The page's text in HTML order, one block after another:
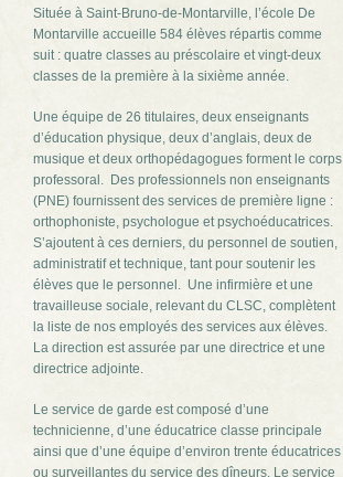
Située à Saint-Bruno-de-Montarville, l’école De
Montarville accueille 584 élèves répartis comme
suit : quatre classes au préscolaire et vingt-deux
classes de la première à la sixième année.
Une équipe de 26 titulaires, deux enseignants
d’éducation physique, deux d’anglais, deux de
musique et deux orthopédagogues forment le corps
professoral. Des professionnels non enseignants
(PNE) fournissent des services de première ligne :
orthophoniste, psychologue et psychoéducatrices.
S’ajoutent à ces derniers, du personnel de soutien,
administratif et technique, tant pour soutenir les
élèves que le personnel. Une infirmière et une
travailleuse sociale, relevant du CLSC, complètent
la liste de nos employés des services aux élèves.
La direction est assurée par une directrice et une
directrice adjointe.
Le service de garde est composé d’une
technicienne, d’une éducatrice classe principale
ainsi que d’une équipe d’environ trente éducatrices
ou surveillantes du service des dîneurs. Le service